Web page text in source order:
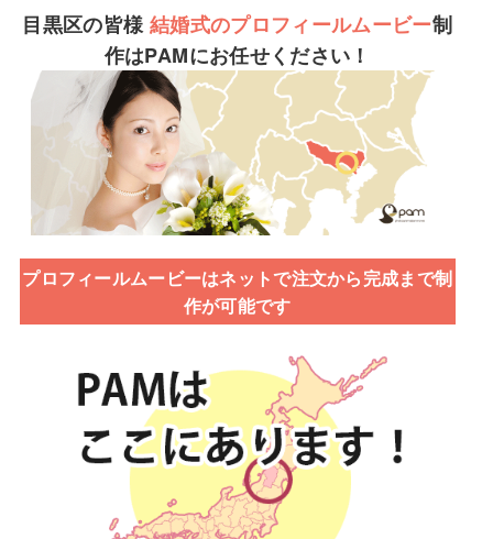
目黒区の皆様結婚式のプロフィールムービー制
作はPAMにお任せください！
プロフィールムービーはネットで注文から完成まで制
作が可能です